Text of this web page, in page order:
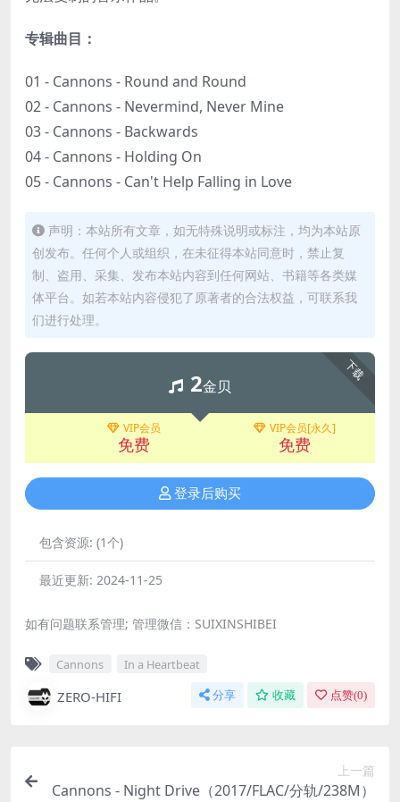
专辑曲目：
01 - Cannons - Round and Round
02 - Cannons - Nevermind, Never Mine
03 - Cannons - Backwards
04 - Cannons - Holding On
05 - Cannons - Can't Help Falling in Love
声明：本站所有文章，如无特殊说明或标注，均为本站原
创发布。任何个人或组织，在未征得本站同意时，禁止复
制、盗用、采集、发布本站内容到任何网站、书籍等各类媒
体平台。如若本站内容侵犯了原著者的合法权益，可联系我
们进行处理。
下载
2金贝
VIP会员
免费
VIP会员[永久]
免费
登录后购买
包含资源: (1个)
最近更新: 2024-11-25
如有问题联系管理; 管理微信：SUIXINSHIBEI
Cannons In a Heartbeat
ZERO-HIFI 分享 收藏 点赞(0)
上一篇
Cannons - Night Drive（2017/FLAC/分轨/238M）